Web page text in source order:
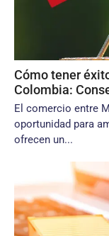
Cómo tener
Colombia:
El comercio entre
oportunidad para
ofrecen un...